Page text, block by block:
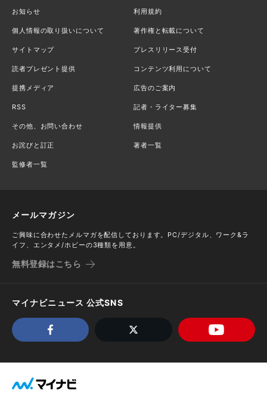
お知らせ 利用規約
個人情報の取り扱いについて 著作権と転載について
サイトマップ プレスリリース受付
読者プレゼント提供 コンテンツ利用について
提携メディア 広告のご案内
RSS 記者・ライター募集
その他、お問い合わせ 情報提供
お詫びと訂正 著者一覧
監修者一覧
メールマガジン
ご興味に合わせたメルマガを配信しております。PC/デジタル、ワーク&ラ
イフ、エンタメ/ホビーの3種類を用意。
無料登録はこちら
マイナビニュース 公式SNS